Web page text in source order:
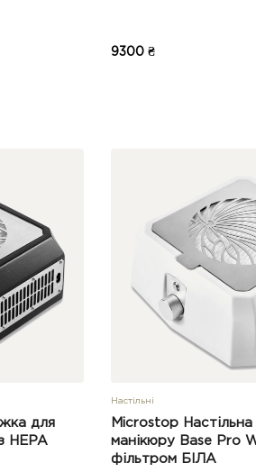
9300 ₴
для
HEPA
Настільні
Microstop
манікюру Base Pro
фільтром БІЛА